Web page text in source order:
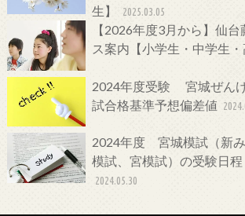
生】
2025.03.05
【2026年度3月から】仙
ス案内【小学生・中学生・
2024年度受験 宮城ぜん
試合格基準予想偏差値
2024年度 宮城模試（新
模試、宮模試）の受験日
2024.05.30